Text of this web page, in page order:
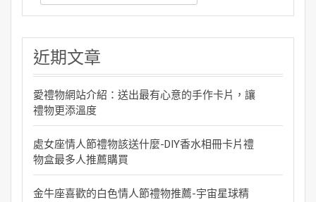
近期文章
愛禮物網站介紹：送出最有心意的手作卡片，讓
禮物更添溫度
處女座情人節禮物該送什麼-DIY香水相冊卡片禮
物盒最多人推薦購買
金牛座喜歡的白色情人節禮物推薦-宇宙星球精